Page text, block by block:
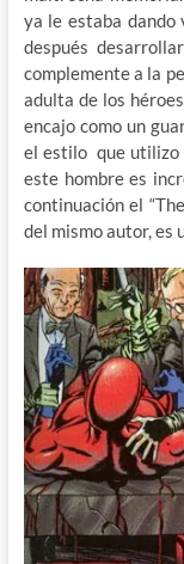
ya le estaba dando
después
complemente a la
adulta de los
encajo como un
el estilo que utilizo
este hombre es
continuación el
del mismo autor, es